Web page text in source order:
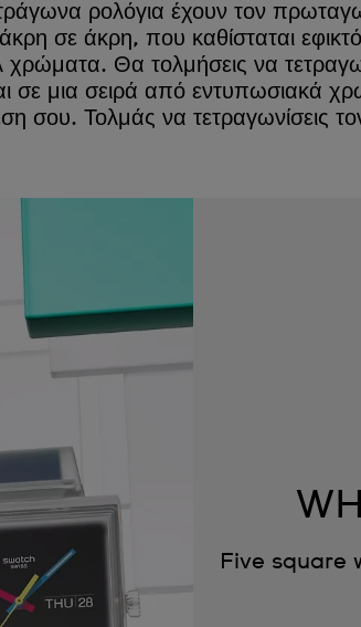
ρολόγια έχουν τον
σε άκρη, που καθίσταται
Θα τολμήσεις να
μια σειρά από εντυπωσιακά
σου. Τολμάς να τετραγωνίσεις
Five square